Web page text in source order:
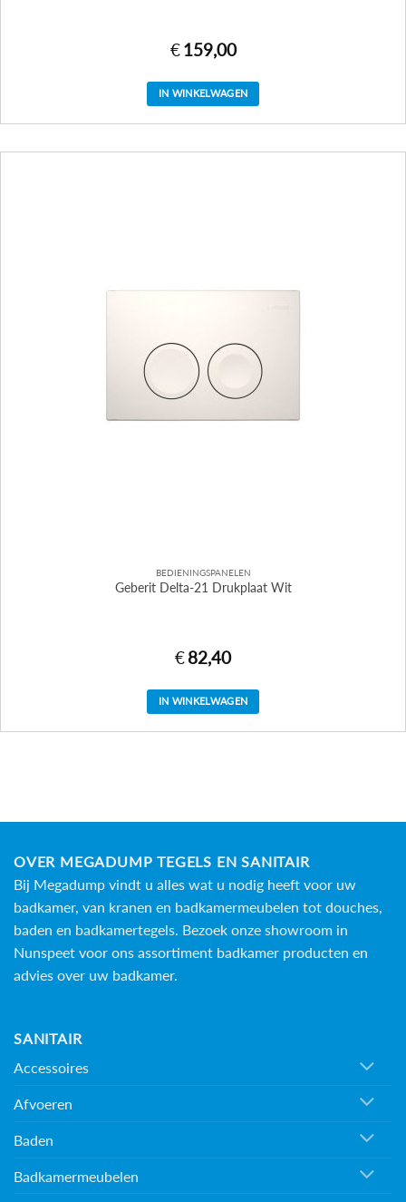
€ 159,00
IN WINKELWAGEN
BEDIENINGSPANELEN
Geberit Delta-21 Drukplaat Wit
€82,40
IN WINKELWAGEN
OVER MEGADUMP TEGELS EN SANITAIR
Bij Megadump vindt u alles wat u nodig heeft voor uw
badkamer, van kranen en badkamermeubelen tot douches,
baden en badkamertegels. Bezoek onze showroom in
Nunspeet voor ons assortiment badkamer producten en
advies over uw badkamer.
SANITAIR
Accessoires
Afvoeren
Baden
Badkamermeubelen